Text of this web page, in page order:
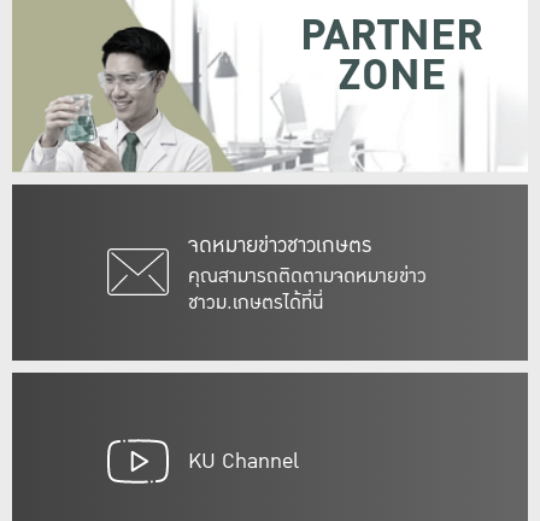
จดหมายข่าวชาวเกษตร
คุณสามารถติดตามจดหมายข่าว
ชาวม.เกษตรได้ที่นี่
PARTNER
ZONE
KU Channel